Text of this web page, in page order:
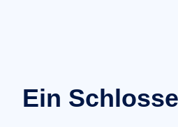
Ein